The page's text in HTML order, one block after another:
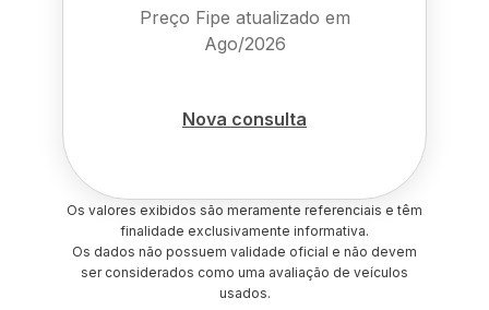
Preço Fipe atualizado em
Ago/2026
Nova consulta
Os valores exibidos são meramente referenciais e têm
finalidade exclusivamente informativa.
Os dados não possuem validade oficial e não devem
ser considerados como uma avaliação de veículos
usados.